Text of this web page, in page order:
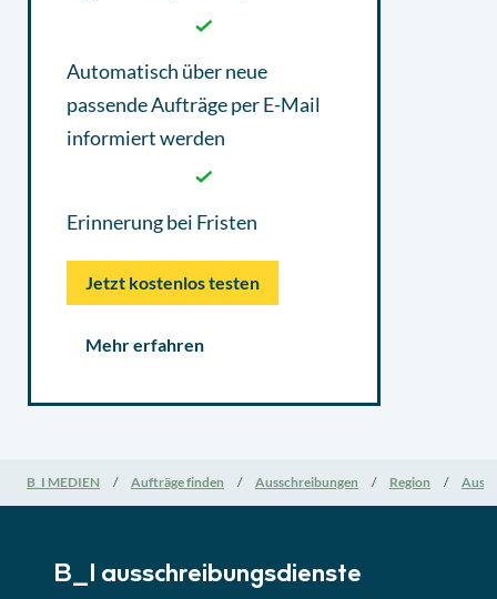
Automatisch über neue
passende Aufträge per E-Mail
informiert werden
Erinnerung bei Fristen
Jetzt kostenlos testen
Mehr erfahren
B_I MEDIEN Aufträge finden Ausschreibungen Region
B_I ausschreibungs­dienste